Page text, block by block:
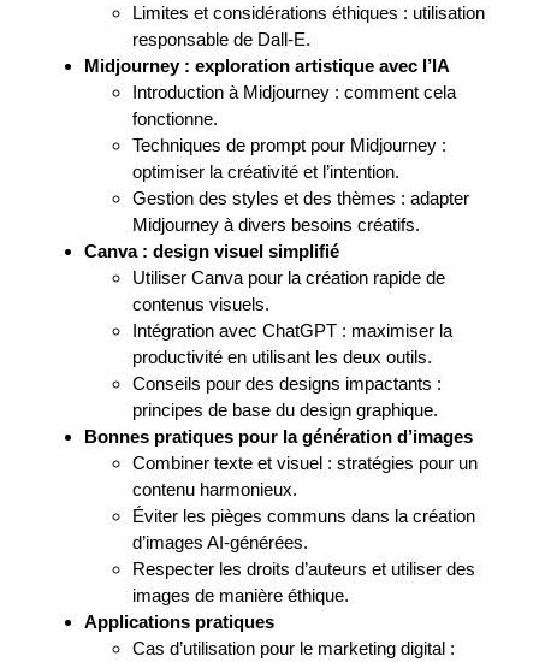
Limites et considérations éthiques : utilisation
responsable de Dall-E.
Midjourney : exploration artistique avec l’IA
Introduction à Midjourney : comment cela
fonctionne.
Techniques de prompt pour Midjourney :
optimiser la créativité et l’intention.
Gestion des styles et des thèmes : adapter
Midjourney à divers besoins créatifs.
Canva : design visuel simplifié
Utiliser Canva pour la création rapide de
contenus visuels.
Intégration avec ChatGPT : maximiser la
productivité en utilisant les deux outils.
Conseils pour des designs impactants :
principes de base du design graphique.
Bonnes pratiques pour la génération d’images
Combiner texte et visuel : stratégies pour un
contenu harmonieux.
Éviter les pièges communs dans la création
d’images AI-générées.
Respecter les droits d’auteurs et utiliser des
images de manière éthique.
Applications pratiques
Cas d’utilisation pour le marketing digital :